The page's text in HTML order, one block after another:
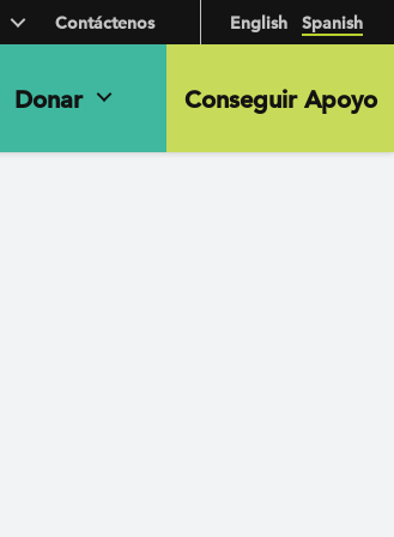
English Spanish
Donar Conseguir Apoyo
Contáctenos